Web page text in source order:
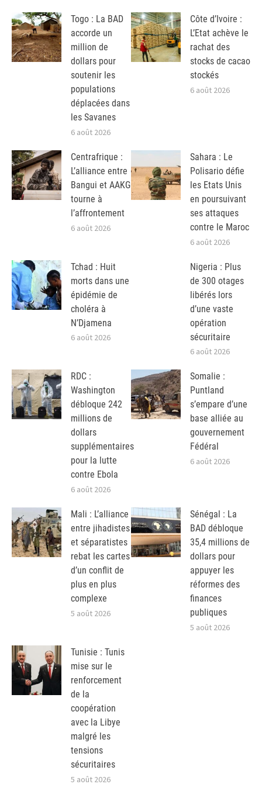
Togo : La BAD
accorde un
million de
dollars pour
soutenir les
populations
déplacées dans
les Savanes
6 août 2026
Côte d’Ivoire :
L’Etat achève le
rachat des
stocks de cacao
stockés
6 août 2026
Centrafrique :
L’alliance entre
Bangui et AAKG
tourne à
l’affrontement
6 août 2026
Sahara : Le
Polisario défie
les Etats Unis
en poursuivant
ses attaques
contre le Maroc
6 août 2026
Tchad : Huit
morts dans une
épidémie de
choléra à
N’Djamena
6 août 2026
Nigeria : Plus
de 300 otages
libérés lors
d’une vaste
opération
sécuritaire
6 août 2026
RDC :
Washington
débloque 242
millions de
dollars
supplémentaires
pour la lutte
contre Ebola
6 août 2026
Somalie :
Puntland
s’empare d’une
base alliée au
gouvernement
Fédéral
6 août 2026
Mali : L’alliance
entre jihadistes
et séparatistes
rebat les cartes
d’un conflit de
plus en plus
complexe
5 août 2026
Sénégal : La
BAD débloque
35,4 millions de
dollars pour
appuyer les
réformes des
finances
publiques
5 août 2026
Tunisie : Tunis
mise sur le
renforcement
de la
coopération
avec la Libye
malgré les
tensions
sécuritaires
5 août 2026